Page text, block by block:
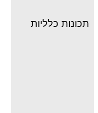
תכונות כלליות